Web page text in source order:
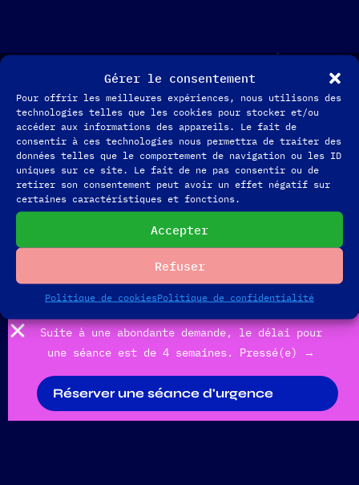
Gérer le consentement
Pour offrir les meilleures expériences, nous utilisons des
technologies telles que les cookies pour stocker et/ou
accéder aux informations des appareils. Le fait de
consentir à ces technologies nous permettra de traiter des
données telles que le comportement de navigation ou les ID
uniques sur ce site. Le fait de ne pas consentir ou de
retirer son consentement peut avoir un effet négatif sur
certaines caractéristiques et fonctions.
Accepter
Refuser
Politique de cookiesPolitique de confidentialité
Newsletter d'Astro DojoContactez-nousCGV
Politique de confidentialitéPolitique des cookies
Mentions Légales
©Astrodojo 2025 • Design by Carré Sauvage
Suite à une abondante demande, le délai pour
une séance est de 4 semaines. Pressé(e) →
Réserver une séance d'urgence